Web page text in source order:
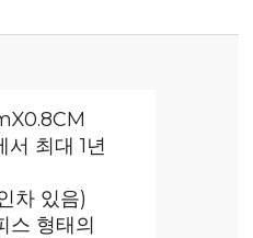
서 최대 1년
차 있음)
스 형태의